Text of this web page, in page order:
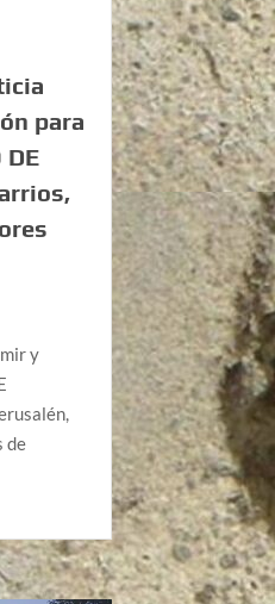
para
DE
y
de